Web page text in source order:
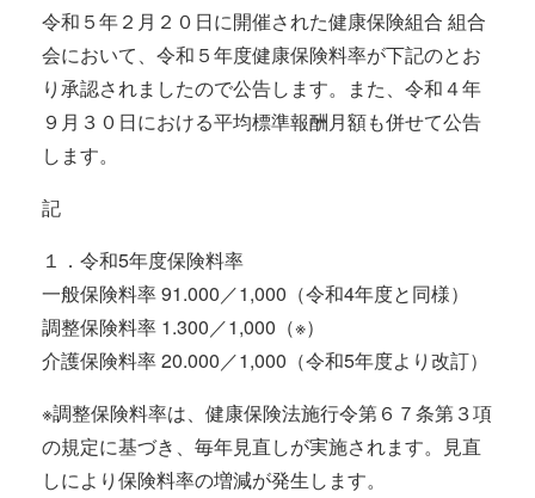
令和５年２月２０日に開催された健康保険組合 組合
会において、令和５年度健康保険料率が下記のとお
り承認されましたので公告します。また、令和４年
９月３０日における平均標準報酬月額も併せて公告
します。
記
１．令和5年度保険料率
一般保険料率 91.000／1,000（令和4年度と同様）
調整保険料率 1.300／1,000（※）
介護保険料率 20.000／1,000（令和5年度より改訂）
※調整保険料率は、健康保険法施行令第６７条第３項
の規定に基づき、毎年見直しが実施されます。見直
しにより保険料率の増減が発生します。